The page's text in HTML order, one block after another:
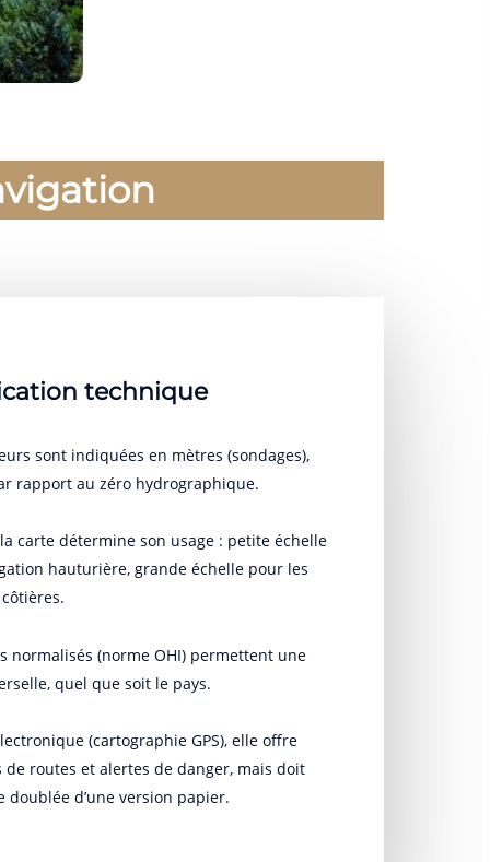
technique
sont indiquées en mètres (sondages),
rapport au zéro hydrographique.
la carte détermine son usage : petite échelle
hauturière, grande échelle pour les
normalisés (norme OHI) permettent une
quel que soit le pays.
(cartographie GPS), elle offre
de routes et alertes de danger, mais doit
doublée d’une version papier.